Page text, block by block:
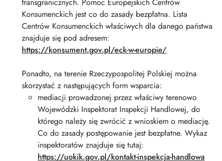
Konsumenckich jest co do zasady bezpłatna. Lista
Centrów Konsumenckich właściwych dla danego państwa
znajduje się pod adresem:
https://konsument.gov.pl/eck-w-europie/
Ponadto, na terenie Rzeczypospolitej Polskiej można
skorzystać z następujących form wsparcia:
mediacji prowadzonej przez właściwy terenowo
Wojewódzki Inspektorat Inspekcji Handlowej, do
którego należy się zwrócić z wnioskiem o mediację.
Co do zasady postępowanie jest bezpłatne. Wykaz
inspektoratów znajduje się tutaj:
https://uokik.gov.pl/kontakt-inspekcja-handlowa